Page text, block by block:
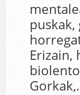
Erizain,